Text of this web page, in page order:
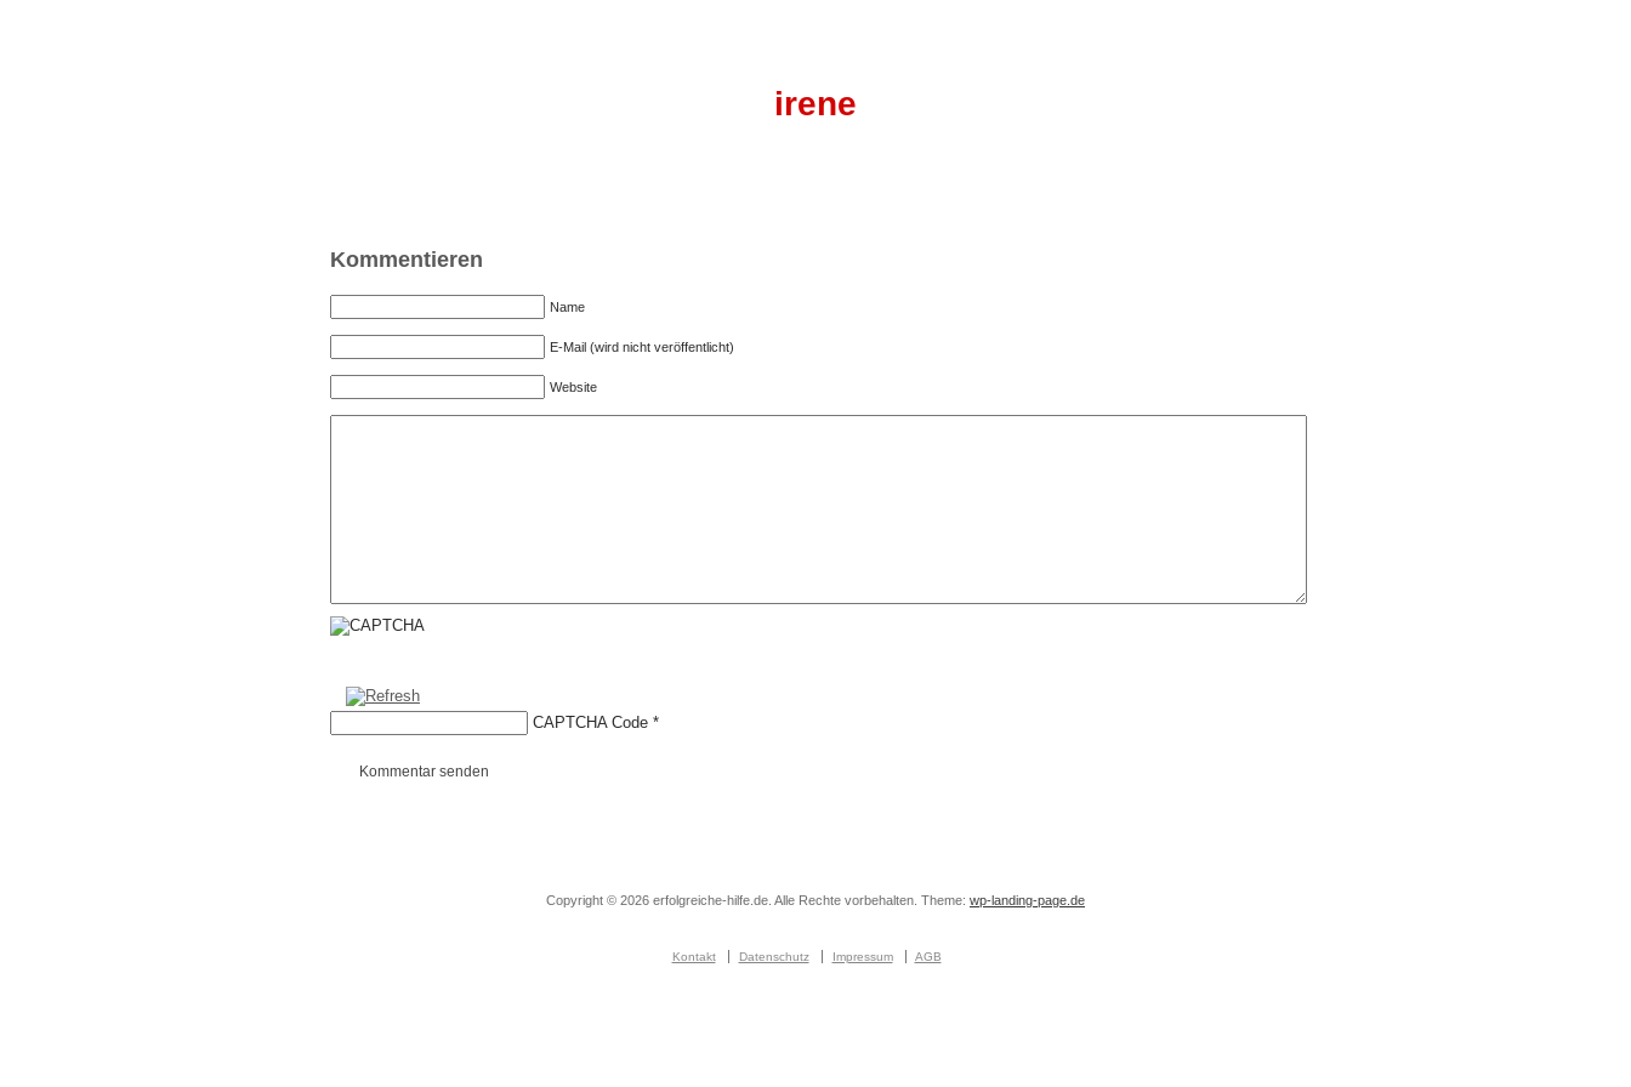
irene
Kommentieren
Name
E-Mail (wird nicht veröffentlicht)
Website
CAPTCHA Code *
Kommentar senden
Copyright © 2026 erfolgreiche-hilfe.de. Alle Rechte vorbehalten. Theme: wp-landing-page.de
Kontakt Datenschutz Impressum AGB